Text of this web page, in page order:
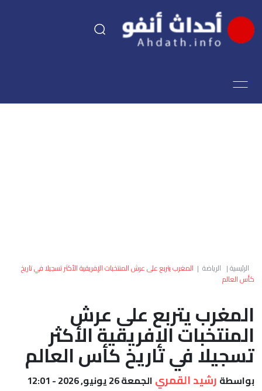
اقتصاد
العالم
الصحراء
الرئيسية| الرياضة | المغرب يتربع على عرش المنتخبات الإفريقية الأكثر تسجيلا في تاريخ
كأس العالم
المغرب يتربع على عرش
المنتخبات الإفريقية الأكثر
تسجيلا في تاريخ كأس العالم
بواسطة رشيد القمري الجمعة 26 يونيو, 2026 - 12:01